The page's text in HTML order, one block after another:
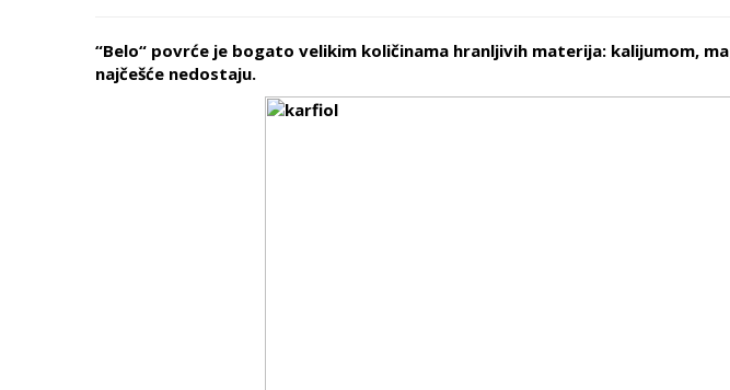
“Belo“ povrće je bogato velikim količinama hranljivih materija: kalijumom,
najčešće nedostaju.